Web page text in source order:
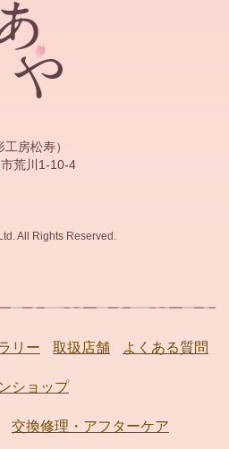
房松寿）
荒川1-10-4
All Rights Reserved.
リー 取扱店舗 よくある質問
ショップ
交換修理・アフターケア